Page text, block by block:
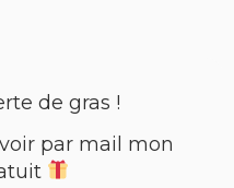
de gras !
par mail mon